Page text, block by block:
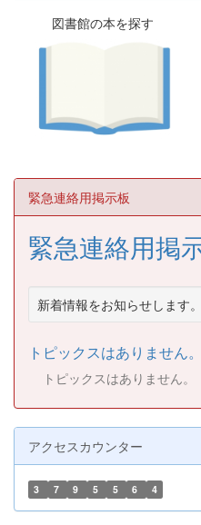
図書館の本を探す
緊急連絡用掲示板
緊急連絡用掲
新着情報をお知らせします。
トピックスはありません。
トピックスはありません。
アクセスカウンター
3 7 9 5 5 6 4